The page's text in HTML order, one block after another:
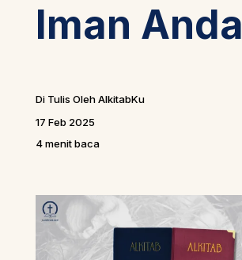
Iman Anda
Di Tulis Oleh AlkitabKu
17 Feb 2025
4 menit baca